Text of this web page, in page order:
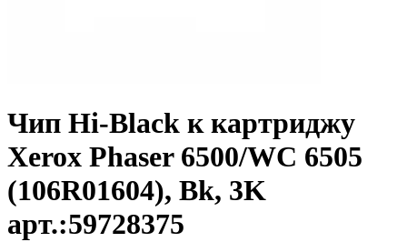
Чип Hi-Black к картриджу
Xerox Phaser 6500/WC 6505
(106R01604), Bk, 3K
арт.:59728375